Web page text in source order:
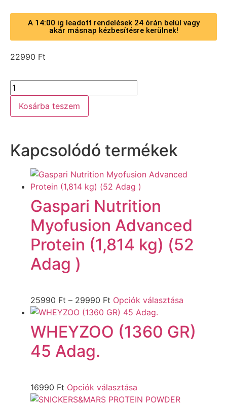
A 14:00 ig leadott rendelések 24 órán belül vagy
akár másnap kézbesítésre kerülnek!
22990 Ft
Kosárba teszem
Kapcsolódó termékek
Gaspari Nutrition
Myofusion Advanced
Protein (1,814 kg) (52
Adag )
25990 Ft – 29990 Ft Opciók választása
WHEYZOO (1360 GR)
45 Adag.
16990 Ft Opciók választása